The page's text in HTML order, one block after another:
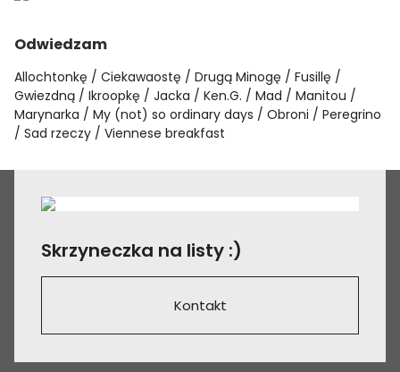
Odwiedzam
Allochtonkę Ciekawaostę Drugą Minogę
Fusillę
Gwiezdną
Ikroopkę Jacka Ken.G. Mad
Manitou
Marynarka
My (not) so ordinary days Obroni
Peregrino
Sad rzeczy
Viennese breakfast
Skrzyneczka na listy :)
Kontakt